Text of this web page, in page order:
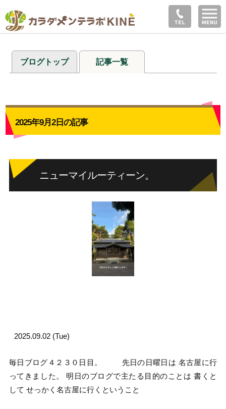
ブログトップ 記事一覧
2025年9月2日の記事
ニューマイルーティーン。
2025.09.02 (Tue)
毎日ブログ４２３０日目。 先日の日曜日は 名古屋に行
ってきました。 明日のブログで主たる目的のことは 書くと
して せっかく名古屋に行くということ